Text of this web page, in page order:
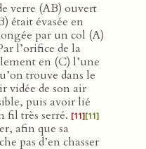
verre (AB) ouvert
était évasée en
par un col (A)
l’orifice de la
en (C) l’une
trouve dans le
vidée de son air
puis avoir lié
fil très serré. [11][11]
afin que sa
pas d’en chasser